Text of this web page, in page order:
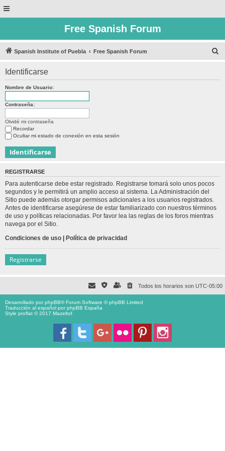
Free Spanish Forum
Spanish Institute of Puebla Free Spanish Forum
Identificarse
Nombre de Usuario:
Contraseña:
Olvidé mi contraseña
Recordar
Ocultar mi estado de conexión en esta sesión
REGISTRARSE
Para autenticarse debe estar registrado. Registrarse tomará solo unos pocos
segundos y le permitirá un amplio acceso al sistema. La Administración del
Sitio puede además otorgar permisos adicionales a los usuarios registrados.
Antes de identificarse asegúrese de estar familiarizado con nuestros términos
de uso y políticas relacionadas. Por favor lea las reglas de los foros mientras
navega por el Sitio.
Condiciones de uso | Política de privacidad
Registrarse
Todos los horarios son UTC-05:00
Desarrollado porphpBB® Forum Software © phpBB Limited
Traducción al español porphpBB España
Style proflat © 2017 Mazeltof